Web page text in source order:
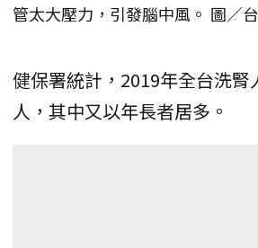
管太大壓力，引發腦中風。 圖／
健保署統計，2019年全台洗腎
人，其中又以年長者居多。